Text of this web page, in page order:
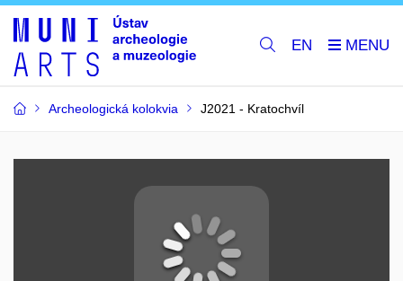
EN
Archeologická kolokvia J2021 - Kratochvíl